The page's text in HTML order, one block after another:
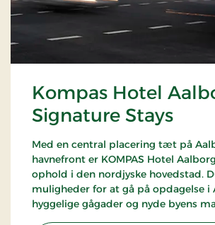
Kompas Hotel
Signature Stays
Med en central placering tæt på
havnefront er KOMPAS Hotel
ophold i den nordjyske hovedstad.
muligheder for at gå på opdagelse i
hyggelige gågader og nyde byens